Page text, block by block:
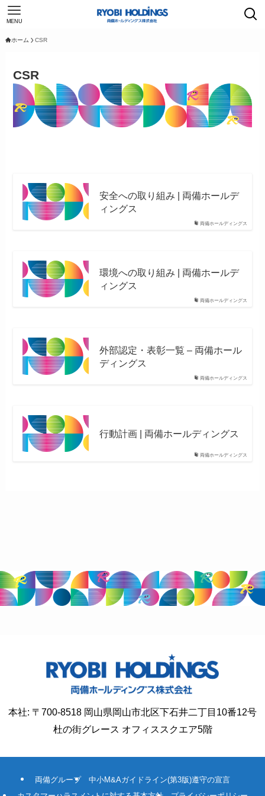
MENU
ホーム CSR
CSR
両備ホールディングス
安全への取り組み | 両備ホールデ
ィングス
両備ホールディングス
環境への取り組み | 両備ホールデ
ィングス
両備ホールディングス
外部認定・表彰一覧 – 両備ホール
ディングス
両備ホールディングス
行動計画 | 両備ホールディングス
本社: 〒700-8518 岡山県岡山市北区下石井二丁目10番12号
杜の街グレース オフィススクエア5階
両備グループ
中小M&Aガイドライン(第3版)遵守の宣言